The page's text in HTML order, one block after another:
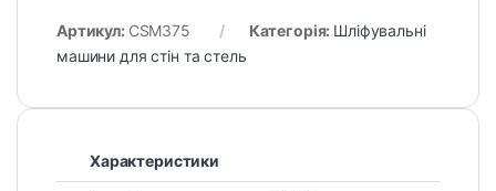
Артикул: CSM375 Категорія: Шліфувальні
машини для стін та стель
Характеристики